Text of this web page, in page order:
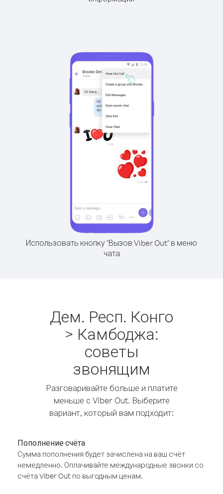
Использовать кнопку "Вызов Viber Out" в меню
чата
Дем. Респ. Конго
> Камбоджа:
советы
звонящим
Разговаривайте больше и платите
меньше с Viber Out. Выберите
вариант, который вам подходит:
Пополнение счёта
Сумма пополнения будет зачислена на ваш счёт
немедленно. Оплачивайте международные звонки со
счёта Viber Out по выгодным ценам.